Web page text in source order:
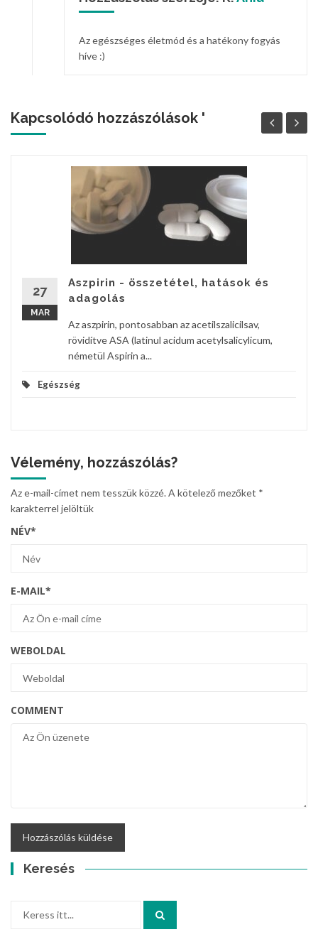
Az egészséges életmód és a hatékony fogyás
híve :)
Kapcsolódó hozzászólások '
27
MAR
Aszpirin - összetétel, hatások és
adagolás
Az aszpirin, pontosabban az acetilszalicilsav,
rövidítve ASA (latinul acidum acetylsalicylicum,
németül Aspirin a...
Egészség
Vélemény, hozzászólás?
Az e-mail-címet nem tesszük közzé.A kötelező mezőket *
karakterrel jelöltük
NÉV*
E-MAIL*
WEBOLDAL
COMMENT
Keresés